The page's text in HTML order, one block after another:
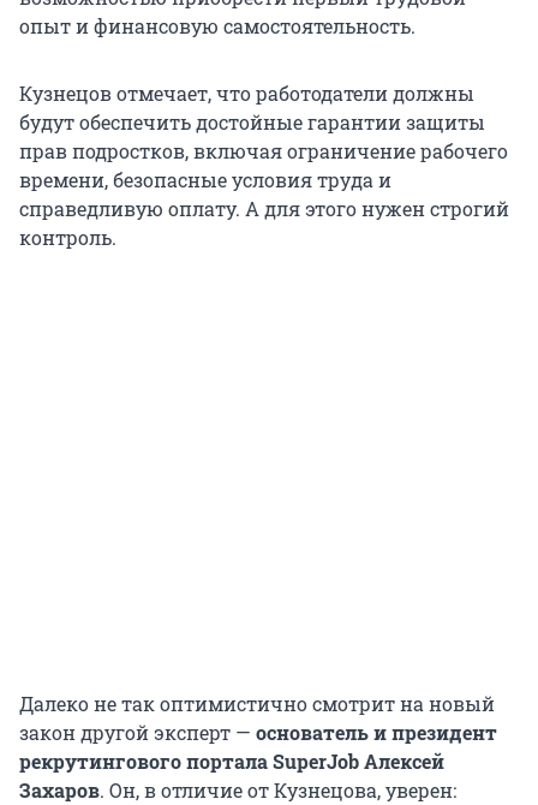
опыт и финансовую самостоятельность.
Кузнецов отмечает, что работодатели должны
будут обеспечить достойные гарантии защиты
прав подростков, включая ограничение рабочего
времени, безопасные условия труда и
справедливую оплату. А для этого нужен строгий
контроль.
Далеко не так оптимистично смотрит на новый
закон другой эксперт — основатель и президент
рекрутингового портала SuperJobАлексей
Захаров. Он, в отличие от Кузнецова, уверен: